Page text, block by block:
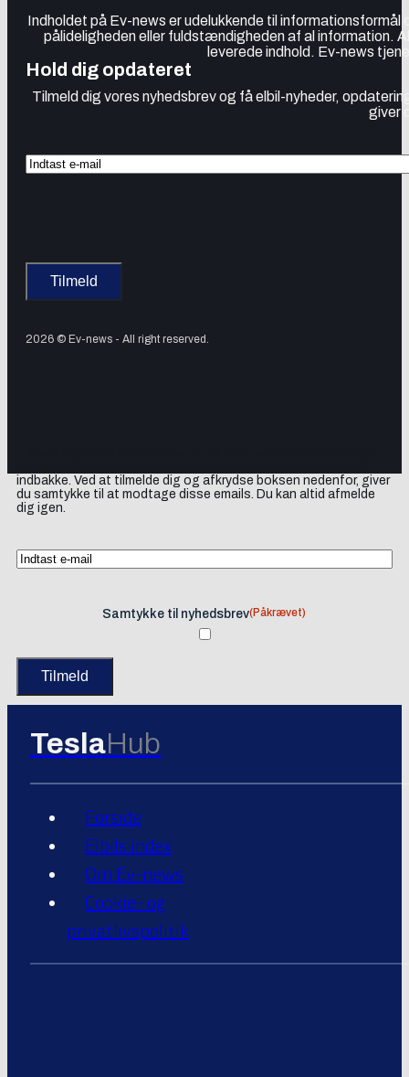
Indholdet på Ev-news er udelukkende til
pålideligheden eller fuldstændigheden af al information.
leverede indhold. Ev-news
Hold dig opdateret
Tilmeld dig vores nyhedsbrev og få elbil-nyheder,
giver
2026 © Ev-news - All right reserved.
indbakke. Ved at tilmelde dig og afkrydse boksen nedenfor, giver
du samtykke til at modtage disse emails. Du kan altid afmelde
dig igen.
Samtykke til nyhedsbrev(Påkrævet)
TeslaHub
Forside
Elbils index
Om Ev-news
Cookie- og
privatlivspolitik